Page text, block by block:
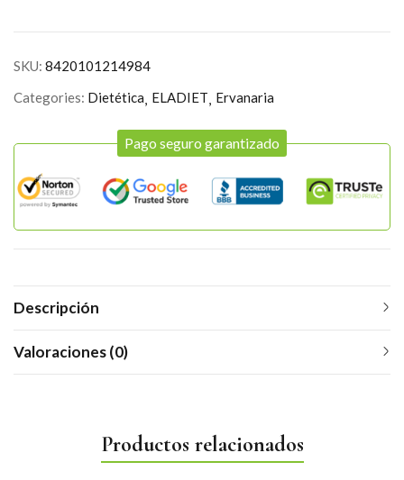
SKU: 8420101214984
Categories: Dietética ELADIET Ervanaria
Pago seguro garantizado
Descripción
Valoraciones (0)
Productos relacionados